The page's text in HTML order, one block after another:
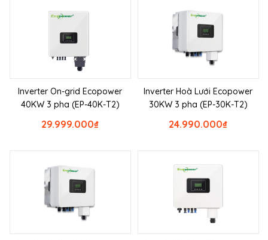
Inverter On-grid Ecopower
40KW 3 pha (EP-40K-T2)
₫
29.999.000
Inverter Hoà Lưới Ecopower
30KW 3 pha (EP-30K-T2)
₫
24.990.000